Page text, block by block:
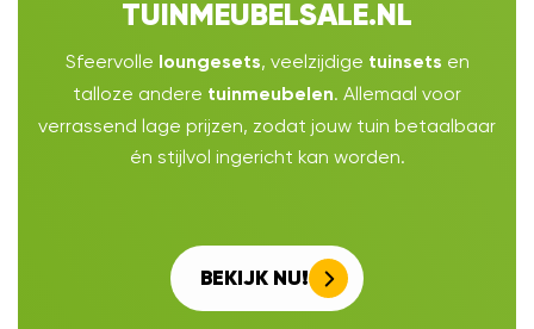
TUINMEUBELSALE.NL
Sfeervolle loungesets, veelzijdige tuinsets en
talloze andere tuinmeubelen. Allemaal voor
verrassend lage prijzen, zodat jouw tuin betaalbaar
én stijlvol ingericht kan worden.
BEKIJK NU!